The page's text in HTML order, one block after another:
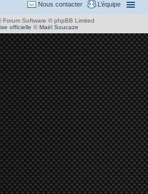
L’équipe
Nous contacter
Forum Software © phpBB Limited
officielle ©Maël Soucaze